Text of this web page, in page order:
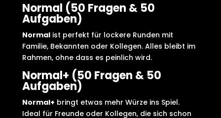
Normal (50 Fragen & 50
Aufgaben)
Normalist perfekt für lockere Runden mit
Familie, Bekannten oder Kollegen. Alles bleibt im
Rahmen, ohne dass es peinlich wird.
Normal+ (50 Fragen & 50
Aufgaben)
Normal+ bringt etwas mehr Würze ins Spiel.
Ideal für Freunde oder Kollegen, die sich schon